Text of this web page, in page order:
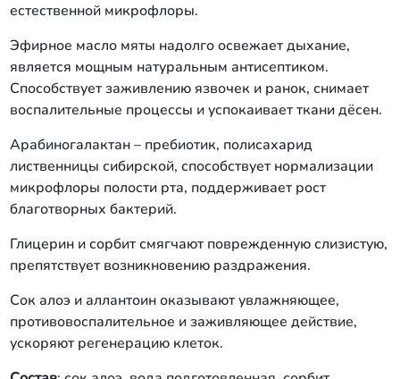
естественной микрофлоры.
Эфирное масло мяты надолго освежает дыхание,
является мощным натуральным антисептиком.
Способствует заживлению язвочек и ранок, снимает
воспалительные процессы и успокаивает ткани дёсен.
Арабиногалактан – пребиотик, полисахарид
лиственницы сибирской, способствует нормализации
микрофлоры полости рта, поддерживает рост
благотворных бактерий.
Глицерин и сорбит смягчают поврежденную слизистую,
препятствует возникновению раздражения.
Сок алоэ и аллантоин оказывают увлажняющее,
противовоспалительное и заживляющее действие,
ускоряют регенерацию клеток.